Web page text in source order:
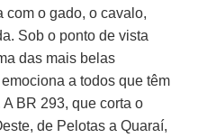
com o gado, o cavalo,
Sob o ponto de vista
das mais belas
a todos que têm
BR 293, que corta o
de Pelotas a Quaraí,